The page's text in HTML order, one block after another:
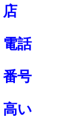
店
電話
番号
高い